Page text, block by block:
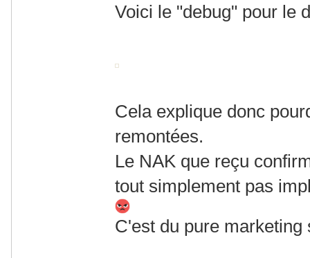
Voici le "debug" pour le
Cela explique donc
remontées.
Le NAK que reçu
tout simplement pas
C'est du pure